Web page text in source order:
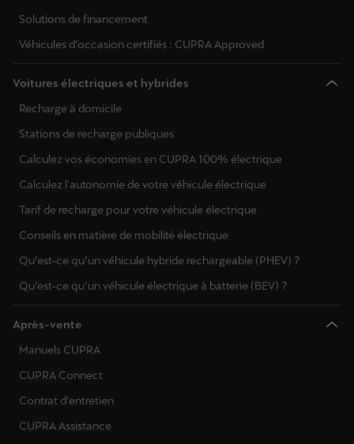
Solutions de financement
Véhicules d’occasion certifiés : CUPRA Approved
Voitures électriques et hybrides
Recharge à domicile
Stations de recharge publiques
Calculez vos économies en CUPRA 100% électrique
Calculez l'autonomie de votre véhicule électrique
Tarif de recharge pour votre véhicule électrique
Conseils en matière de mobilité électrique
Qu’est-ce qu’un véhicule hybride rechargeable (PHEV) ?
Qu’est-ce qu’un véhicule électrique à batterie (BEV) ?
Après-vente
Manuels CUPRA
CUPRA Connect
Contrat d'entretien
CUPRA Assistance